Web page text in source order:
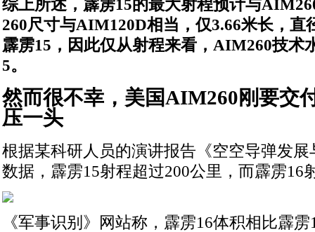
综上所述，霹雳15的最大射程预计与
260尺寸与AIM120D相当，仅3.66米长，直
霹雳15，因此仅从射程来看，AIM260技术
5。
然而很不幸，美国AIM260刚要交
压一头
根据某科研人员的演讲报告《空空导弹发
数据，霹雳15射程超过200公里，而霹雳16
《军事识别》网站称，霹雳16体积相比霹